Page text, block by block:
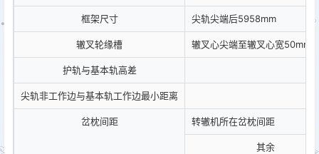
框架尺寸 尖轨尖端后5958mm
辙叉轮缘槽 辙叉心尖端至辙叉心宽50mm
护轨与基本轨高差
尖轨非工作边与基本轨工作边最小距离
岔枕间距 转辙机所在岔枕间距
其余